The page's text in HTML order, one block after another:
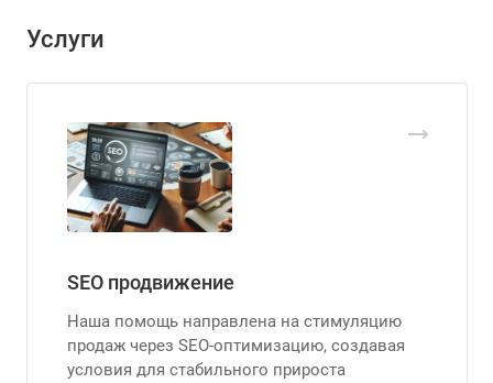
Услуги
SEO продвижение
Наша помощь направлена на стимуляцию
продаж через SEO-оптимизацию, создавая
условия для стабильного прироста